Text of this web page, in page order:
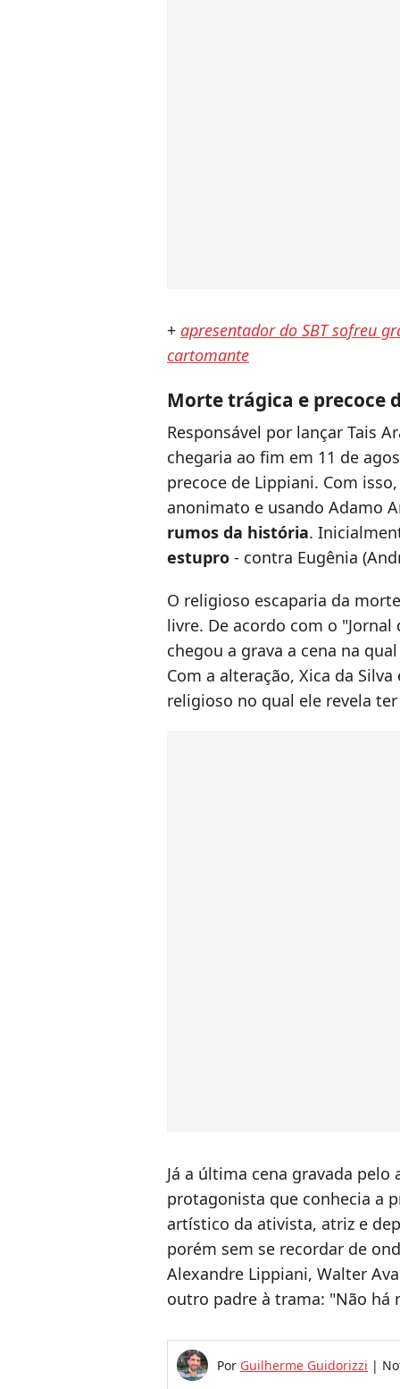
+ apresentador do SBT sofreu
cartomante
Morte trágica e precoce
Responsável por lançar Tais
chegaria ao fim em 11 de
precoce de Lippiani. Com
anonimato e usando Adamo
rumos da história.
estupro - contra Eugênia
O religioso escaparia da
livre. De acordo com o
chegou a grava a cena na
Com a alteração, Xica da
religioso no qual ele revela
Já a última cena gravada
protagonista que conhecia a
artístico da ativista, atriz e
porém sem se recordar de
Alexandre Lippiani, Walter
outro padre à trama: "Não há
Por Guilherme Guidorizzi |